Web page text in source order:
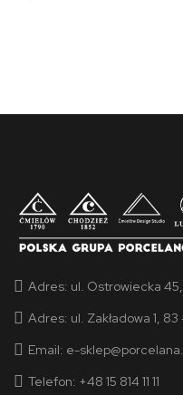
Adres: ul. Ostrowiecka
Adres: ul. Zakładowa 1,
Email: e-
Telefon: +48 15 814 11 11